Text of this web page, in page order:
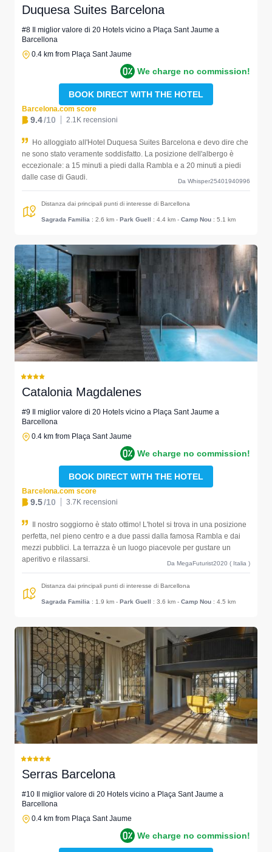
Duquesa Suites Barcelona
#8 Il miglior valore di 20 Hotels vicino a Plaça Sant Jaume a
Barcellona
0.4 km from Plaça Sant Jaume
We charge no commission!
BOOK DIRECT WITH THE HOTEL
Barcelona.com score
9.4/10 2.1K recensioni
Ho alloggiato all'Hotel Duquesa Suites Barcelona e devo dire che
ne sono stato veramente soddisfatto. La posizione dell'albergo è
eccezionale: a 15 minuti a piedi dalla Rambla e a 20 minuti a piedi
dalle case di Gaudi.
Da Whisper25401940996
Distanza dai principali punti di interesse di Barcellona
Sagrada Familia : 2.6 km - Park Guell : 4.4 km - Camp Nou : 5.1 km
Catalonia Magdalenes
#9 Il miglior valore di 20 Hotels vicino a Plaça Sant Jaume a
Barcellona
0.4 km from Plaça Sant Jaume
We charge no commission!
BOOK DIRECT WITH THE HOTEL
Barcelona.com score
9.5/10 3.7K recensioni
Il nostro soggiorno è stato ottimo! L'hotel si trova in una posizione
perfetta, nel pieno centro e a due passi dalla famosa Rambla e dai
mezzi pubblici. La terrazza è un luogo piacevole per gustare un
aperitivo e rilassarsi.
Da MegaFuturist2020 ( Italia )
Distanza dai principali punti di interesse di Barcellona
Sagrada Familia : 1.9 km - Park Guell : 3.6 km - Camp Nou : 4.5 km
Serras Barcelona
#10 Il miglior valore di 20 Hotels vicino a Plaça Sant Jaume a
Barcellona
0.4 km from Plaça Sant Jaume
We charge no commission!